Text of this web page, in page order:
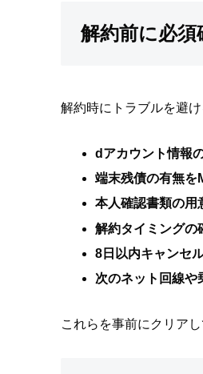
解約前に必
解約時にトラブルを避
dアカウント情報
端末残債の有無
本人確認書類の用
解約タイミングの
8日以内キャンセ
次のネット回線や
これらを事前にクリア